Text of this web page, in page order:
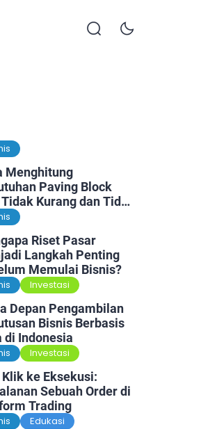
Menghitung
Paving Block
Kurang dan Tidak
Riset Pasar
Langkah Penting
Memulai Bisnis?
Investasi
Depan Pengambilan
Bisnis Berbasis
di Indonesia
Investasi
ke Eksekusi:
Sebuah Order di
Trading
Edukasi